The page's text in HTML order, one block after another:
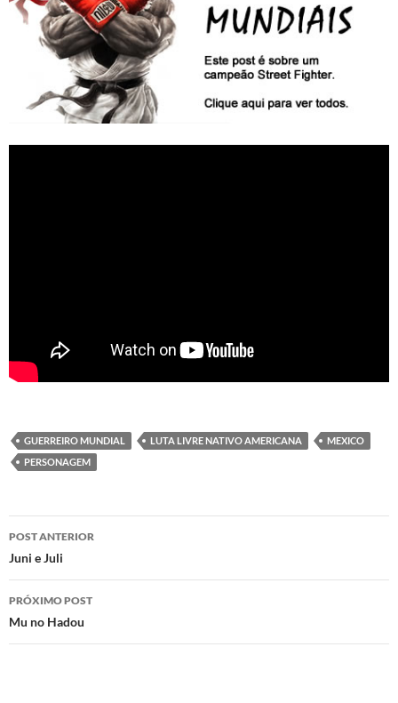
GUERREIRO MUNDIAL LUTA LIVRE NATIVO AMERICANA
MEXICO
PERSONAGEM
Navegação
de
posts
POST ANTERIOR
Juni e Juli
PRÓXIMO POST
Mu no Hadou